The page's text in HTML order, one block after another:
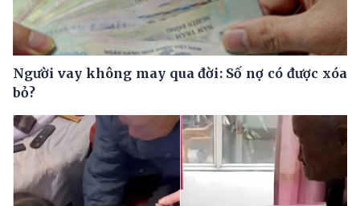
Người vay không may qua đời: Số nợ có được xóa
bỏ?